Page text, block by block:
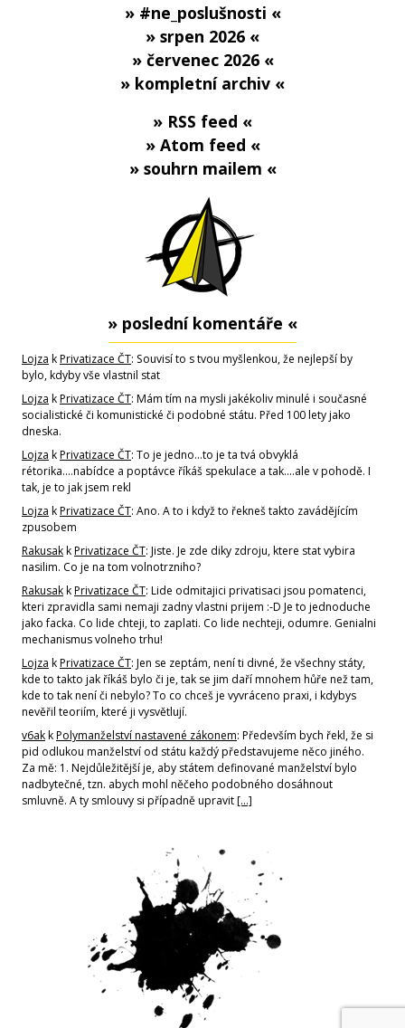
» #ne_poslušnosti «
» srpen 2026 «
» červenec 2026 «
» kompletní archiv «
» RSS feed «
» Atom feed «
» souhrn mailem «
» poslední komentáře «
Lojza kPrivatizace ČT: Souvisí to s tvou myšlenkou, že nejlepší by
bylo, kdyby vše vlastnil stat
Lojza kPrivatizace ČT: Mám tím na mysli jakékoliv minulé i současné
socialistické či komunistické či podobné státu. Před 100 lety jako
dneska.
Lojza kPrivatizace ČT: To je jedno...to je ta tvá obvyklá
rétorika....nabídce a poptávce říkáš spekulace a tak....ale v pohodě. I
tak, je to jak jsem rekl
Lojza kPrivatizace ČT: Ano. A to i když to řekneš takto zavádějícím
zpusobem
RakusakkPrivatizace ČT: Jiste. Je zde diky zdroju, ktere stat vybira
nasilim. Co je na tom volnotrzniho?
RakusakkPrivatizace ČT: Lide odmitajici privatisaci jsou pomatenci,
kteri zpravidla sami nemaji zadny vlastni prijem :-D Je to jednoduche
jako facka. Co lide chteji, to zaplati. Co lide nechteji, odumre. Genialni
mechanismus volneho trhu!
Lojza kPrivatizace ČT: Jen se zeptám, není ti divné, že všechny státy,
kde to takto jak říkáš bylo či je, tak se jim daří mnohem hůře než tam,
kde to tak není či nebylo? To co chceš je vyvráceno praxi, i kdybys
nevěřil teoriím, které ji vysvětlují.
v6akkPolymanželství nastavené zákonem: Především bych řekl, že si
pid odlukou manželství od státu každý představujeme něco jiného.
Za mě: 1. Nejdůležitější je, aby státem definované manželství bylo
nadbytečné, tzn. abych mohl něčeho podobného dosáhnout
smluvně. A ty smlouvy si případně upravit[…]